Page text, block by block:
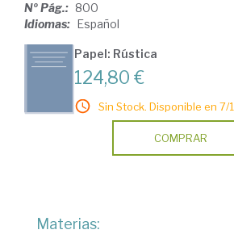
Nº Pág.: 800
Idiomas: Español
Papel: Rústica
124,80 €
Sin Stock. Disponible en 7/
COMPRAR
Materias: